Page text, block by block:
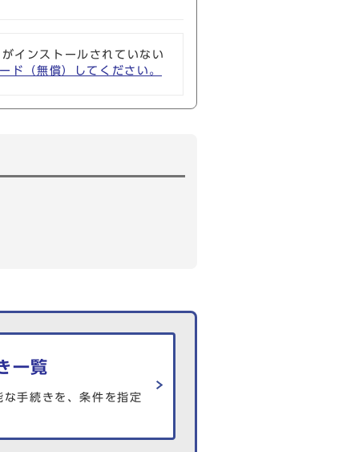
インストールされていない
（無償）してください。
一覧
手続きを、条件を指定